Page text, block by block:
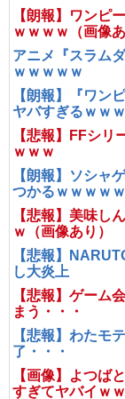
【朗報】ワンピ
ｗｗｗｗ（画像あ
アニメ『スラム
ｗｗｗｗｗ
【朗報】『ワン
ヤバすぎるｗｗ
【悲報】FFシリ
ｗｗｗ
【朗報】ソシャ
つかるｗｗｗｗ
【悲報】美味し
ｗ（画像あり）
【悲報】
し大炎上
【悲報】ゲーム
まう・・・
【悲報】わたモ
了・・・
【画像】よつば
すぎてヤバイｗ